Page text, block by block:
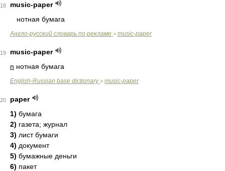
18
music-paper
нотная бумага
Англо-русский словарь по рекламе > music-paper
19
music-paper
n нотная бумага
English-Russian base dictionary> music-paper
20
paper
1) бумага
2) газета; журнал
3) лист бумаги
4) документ
5) бумажные деньги
6) пакет